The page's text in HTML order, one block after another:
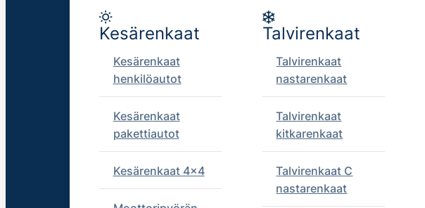
Kesärenkaat
Kesärenkaat
henkilöautot
Kesärenkaat
pakettiautot
Kesärenkaat 4x4
Talvirenkaat
Talvirenkaat
nastarenkaat
Talvirenkaat
kitkarenkaat
Talvirenkaat C
nastarenkaat